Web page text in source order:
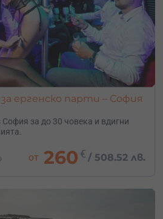
ергенско парти – София
за до 30 човека и вдигни
от 260 € /508.52 лв.